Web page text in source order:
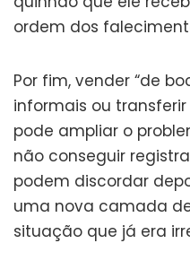
ordem dos
Por fim, vender “de
informais ou
pode ampliar o
não conseguir
podem discordar
uma nova camada
situação que já era